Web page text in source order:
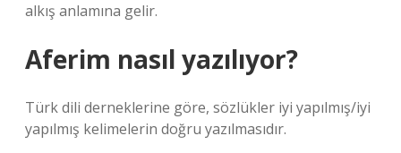
alkış anlamına gelir.
Aferim nasıl yazılıyor?
Türk dili derneklerine göre, sözlükler iyi yapılmış/iyi
yapılmış kelimelerin doğru yazılmasıdır.